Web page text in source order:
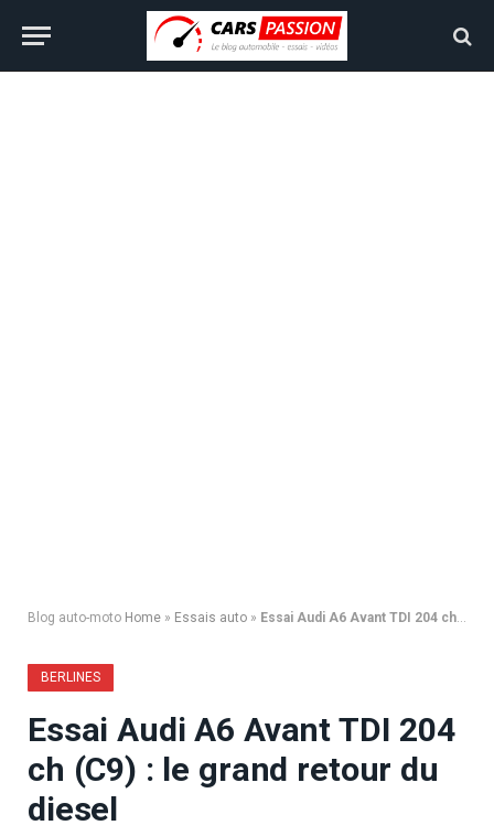
Blog auto-moto Home » Essais auto » Essai Audi A6 Avant TDI 204 ch (C9) : le grand retour du diesel
BERLINES
Essai Audi A6 Avant TDI 204
ch (C9) : le grand retour du
diesel